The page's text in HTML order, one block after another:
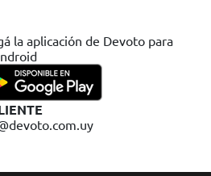
la aplicación de Devoto para